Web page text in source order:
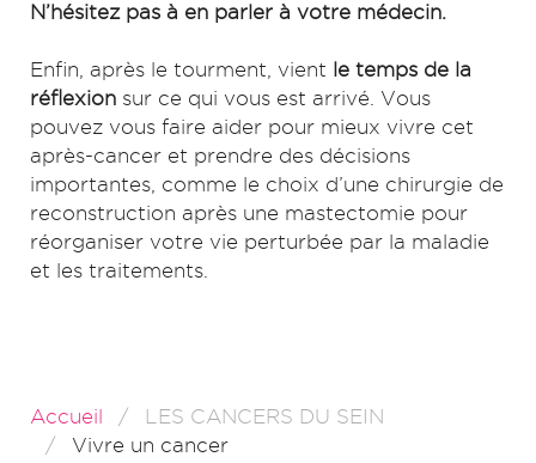
N’hésitez pas à en parler à votre médecin.
Enfin, après le tourment, vient le temps de la
réflexion sur ce qui vous est arrivé. Vous
pouvez vous faire aider pour mieux vivre cet
après-cancer et prendre des décisions
importantes, comme le choix d’une chirurgie de
reconstruction après une mastectomie pour
réorganiser votre vie perturbée par la maladie
et les traitements.
Accueil
LES CANCERS DU SEIN
Vivre un cancer